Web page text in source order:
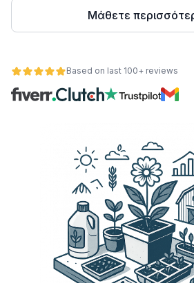
Μάθετε
Based on last 100+ reviews